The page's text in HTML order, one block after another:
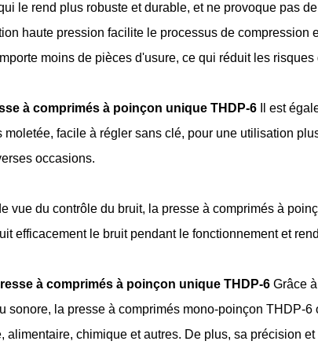
le rend plus robuste et durable, et ne provoque pas
haute pression facilite le processus de
moins de pièces d'usure, ce qui réduit les
à comprimés à poinçon unique THDP-6Il est
moletée, facile à régler sans clé, pour une utilisation
occasions.
vue du contrôle du bruit, la presse à comprimés à
efficacement le bruit pendant le fonctionnement et
à comprimés à poinçon unique THDP-6Grâce à
sonore, la presse à comprimés mono-poinçon THDP-
alimentaire, chimique et autres. De plus, sa précision